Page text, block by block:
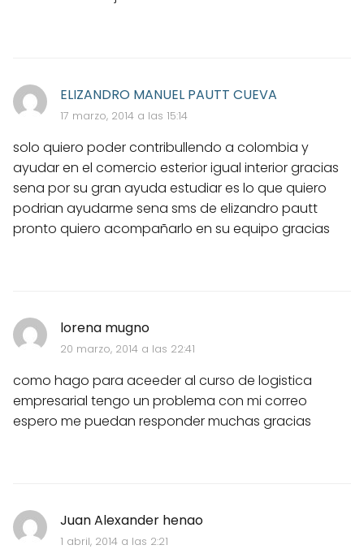
ELIZANDRO MANUEL PAUTT CUEVA
17 marzo, 2014 a las 15:14
solo quiero poder contribullendo a colombia y
ayudar en el comercio esterior igual interior gracias
sena por su gran ayuda estudiar es lo que quiero
podrian ayudarme sena sms de elizandro pautt
pronto quiero acompañarlo en su equipo gracias
lorena mugno
20 marzo, 2014 a las 22:41
como hago para aceeder al curso de logistica
empresarial tengo un problema con mi correo
espero me puedan responder muchas gracias
Juan Alexander henao
1 abril, 2014 a las 2:21